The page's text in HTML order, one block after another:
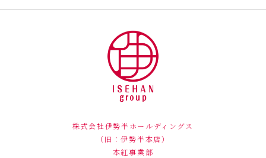
株式会社伊勢半ホールディングス
（旧：伊勢半本店）
本紅事業部